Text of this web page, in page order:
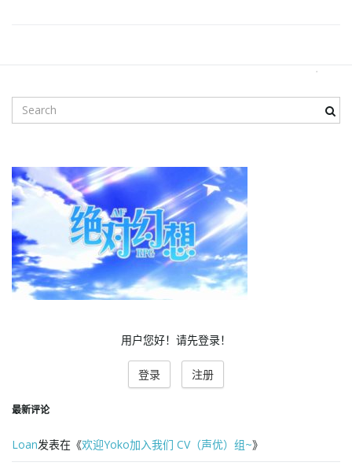
g
e
c
h
k
e
y
w
o
r
用户您好！请先登录！
登录 注册
最新评论
Loan发表在《欢迎Yoko加入我们 CV（声优）组~》